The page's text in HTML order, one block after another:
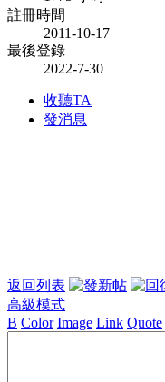
註冊時間
2011-10-17
最後登錄
2022-7-30
收聽TA
發消息
返回列表
高級模式
B Color Image Link Quote